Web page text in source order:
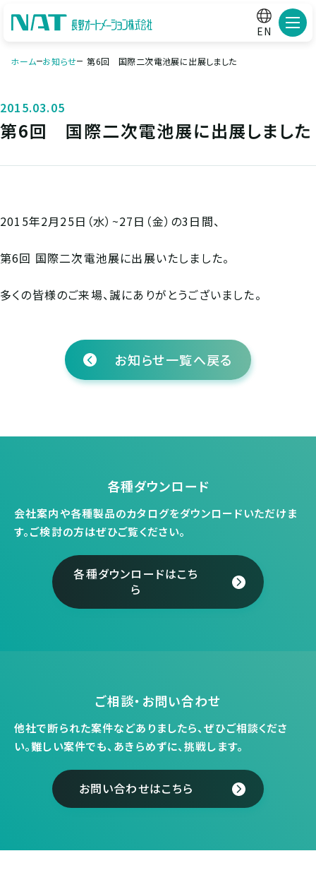
EN メニ
ホーム お知らせ 第6回 国際二次電池展に出展しました
2015.03.05
第6回 国際二次電池展に出展しました
2015年2月25日（水）~27日（金）の3日間、
第6回 国際二次電池展に出展いたしました。
多くの皆様のご来場、誠にありがとうございました。
お知らせ一覧へ戻る
各種ダウンロード
会社案内や各種製品のカタログをダウンロードいただけま
す。ご検討の方はぜひご覧ください。
各種ダウンロードはこち
ら
ご相談・お問い合わせ
他社で断られた案件などありましたら、ぜひご相談くださ
い。難しい案件でも、あきらめずに、挑戦します。
お問い合わせはこちら